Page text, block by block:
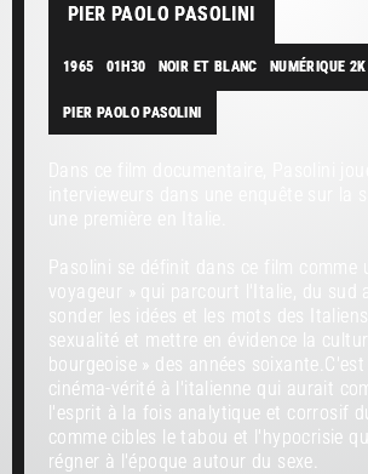
PIER PAOLO PASOLINI
1965 01H30 NOIR ET BLANC NUMÉRIQUE 2K
PIER PAOLO PASOLINI
Pasolini se définit dans ce film comme
voyageur » qui parcourt l'Italie, du sud
sonder les idées et les mots des
sexualité et mettre en évidence la
bourgeoise » des années
cinéma-vérité à l'italienne qui aurait
l'esprit à la fois analytique et corrosif
comme cibles le tabou et l'hypocrisie
régner à l'époque autour du sexe.